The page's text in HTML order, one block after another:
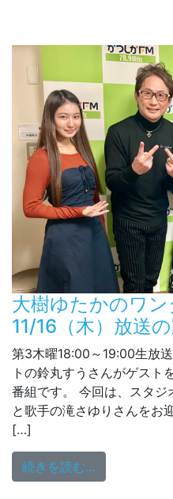
大樹ゆたかのワ
11/16（木）放送
第3木曜18:00～19:00生放
トの鈴丸すうさんがゲスト
番組です。 今回は、スタ
と歌手の滝さゆりさんをお
[…]
続きを読む…